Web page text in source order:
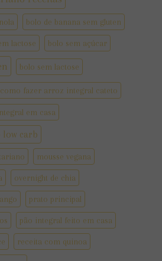
bolo de banana sem gluten
lactose bolo sem açúcar
bolo sem lactose
como fazer arroz integral cateto
em casa
low carb
mousse vegana
overnight de chia
prato principal
pão integral feito em casa
receita com quinoa